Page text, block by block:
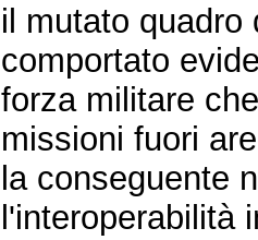
il mutato quadro
comportato
forza militare
missioni fuori
la conseguente
l'interoperabilità